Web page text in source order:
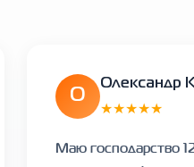
О
Олександр
★★★★★
Маю господарство